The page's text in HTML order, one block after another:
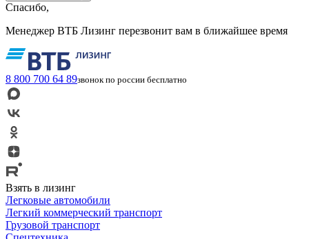
Спасибо,
Менеджер ВТБ Лизинг перезвонит вам в ближайшее время
8 800 700 64 89звонок по россии бесплатно
Взять в лизинг
Легковые автомобили
Легкий коммерческий транспорт
Грузовой транспорт